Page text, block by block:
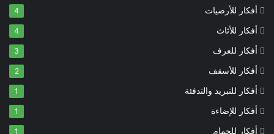
أفكار للأرضيات 4
أفكار للأثاث 4
أفكار للغرف 3
أفكار للأسقف 2
أفكار للتبريد والتدفئة 1
أفكار للإضاءة 1
أفكار للحمام 1